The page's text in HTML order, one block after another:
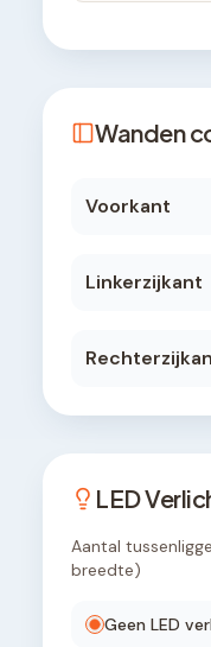
Wanden
Voorkant
Linkerzijkant
LED
Aantal
breedte)
Geen LED